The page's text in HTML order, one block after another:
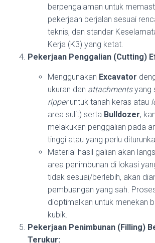
berpengalaman untuk
pekerjaan berjalan sesuai
teknis, dan standar
Kerja (K3) yang ketat.
Pekerjaan Penggalian (Cutting)
Menggunakan Excavator
ukuran dan attachmentsyang
ripperuntuk tanah keras atau
area sulit) serta Bulldozer,
melakukan penggalian pada
tinggi atau yang perlu
Material hasil galian akan
area penimbunan di lokasi
tidak sesuai/berlebih, akan
pembuangan yang sah.
dioptimalkan untuk menekan
kubik.
Pekerjaan Penimbunan (Filling)
Terukur: